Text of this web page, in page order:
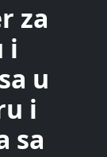
za
i
u
i
sa